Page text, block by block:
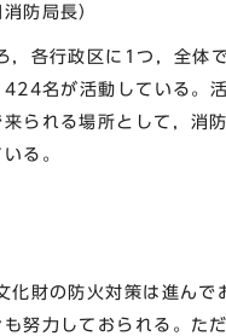
防局長）
各行政区に1つ，全体
424名が活動している。
られる場所として，消
る。
財の防火対策は進んで
も努力しておられる。た